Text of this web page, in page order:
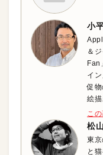
小
＆
Fan
イ
促
絵描
こ
松
東
と